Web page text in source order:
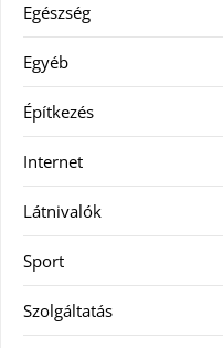
Egészség
Egyéb
Építkezés
Internet
Látnivalók
Sport
Szolgáltatás